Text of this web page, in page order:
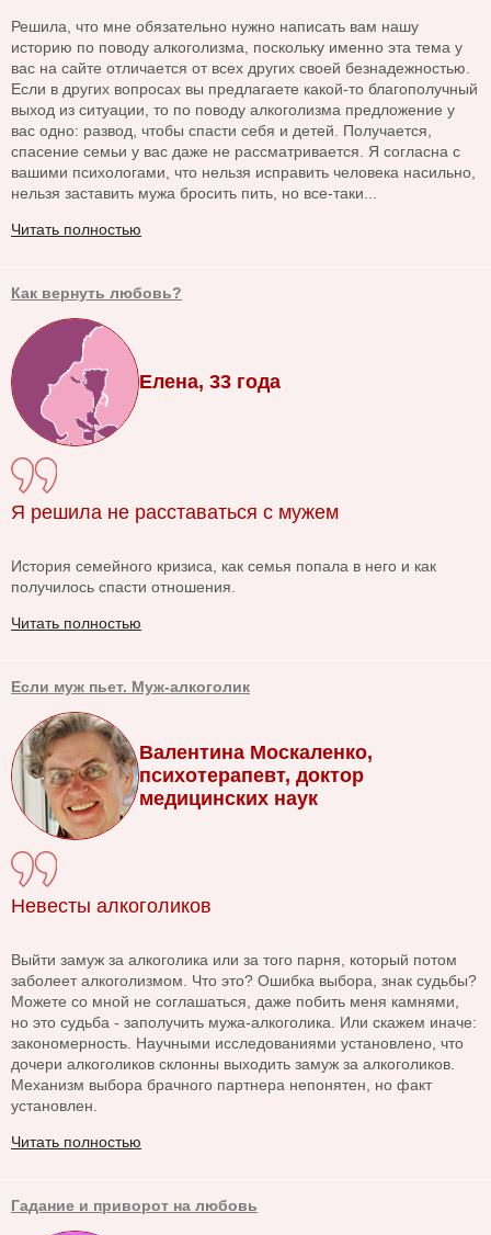
Решила, что мне обязательно нужно написать вам нашу
историю по поводу алкоголизма, поскольку именно эта тема у
вас на сайте отличается от всех других своей безнадежностью.
Если в других вопросах вы предлагаете какой-то благополучный
выход из ситуации, то по поводу алкоголизма предложение у
вас одно: развод, чтобы спасти себя и детей. Получается,
спасение семьи у вас даже не рассматривается. Я согласна с
вашими психологами, что нельзя исправить человека насильно,
нельзя заставить мужа бросить пить, но все-таки...
Читать полностью
Как вернуть любовь?
Елена, 33 года
Я решила не расставаться с мужем
История семейного кризиса, как семья попала в него и как
получилось спасти отношения.
Читать полностью
Если муж пьет. Муж-алкоголик
Валентина Москаленко,
психотерапевт, доктор
медицинских наук
Невесты алкоголиков
Выйти замуж за алкоголика или за того парня, который потом
заболеет алкоголизмом. Что это? Ошибка выбора, знак судьбы?
Можете со мной не соглашаться, даже побить меня камнями,
но это судьба - заполучить мужа-алкоголика. Или скажем иначе:
закономерность. Научными исследованиями установлено, что
дочери алкоголиков склонны выходить замуж за алкоголиков.
Механизм выбора брачного партнера непонятен, но факт
установлен.
Читать полностью
Гадание и приворот на любовь